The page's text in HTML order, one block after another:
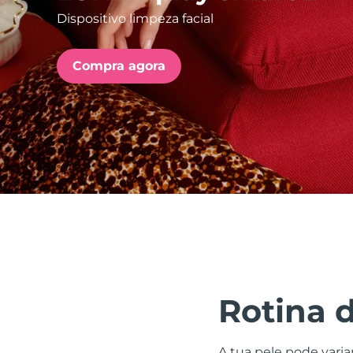
Dispositivo limpeza facial
Compra agora
Rotina
issa™ Teeth Whitening Set
FAQ™ Dual LED Panel
POPULAR